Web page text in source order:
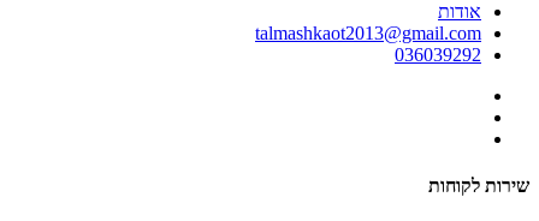
אודות
talmashkaot2013@gmail.com
036039292
שירות לקוחות